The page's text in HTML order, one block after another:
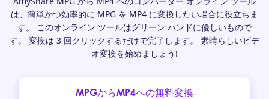
は、簡単かつ効率的に MPG を MP4 に変換したい場合に役立ちま
す。 このオンライン ツールはグリーン ハンドに優しいもので
す。 変換は 3 回クリックするだけで完了します。 素晴らしいビデ
オ変換を始めましょう!
MPGからMP4への無料変換